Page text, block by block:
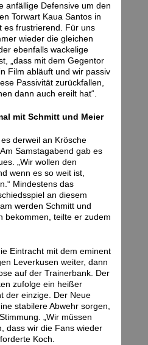
anfällige Defensive um den
Torwart Kaua Santos in
es frustrierend. Für uns
wieder die gleichen
ebenfalls wackelige
„dass mit dem Gegentor
Film abläuft und wir passiv
Passivität zurückfallen,
dann auch ereilt hat“.
mit Schmitt und Meier
derweil an Krösche
Samstagabend gab es
„Wir wollen den
wenn es so weit ist,
Mindestens das
an diesem
werden Schmitt und
bekommen, teilte er zudem
Eintracht mit dem eminent
Leverkusen weiter, dann
auf der Trainerbank. Der
zufolge ein heißer
der einzige. Der Neue
stabilere Abwehr sorgen,
„Wir müssen
dass wir die Fans wieder
Koch.